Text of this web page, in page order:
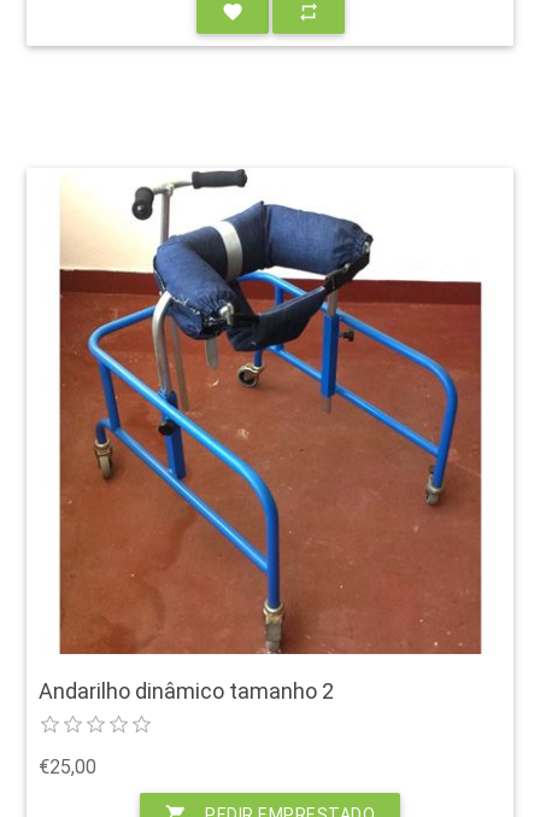
favorite repeat
Andarilho dinâmico tamanho 2
€25,00